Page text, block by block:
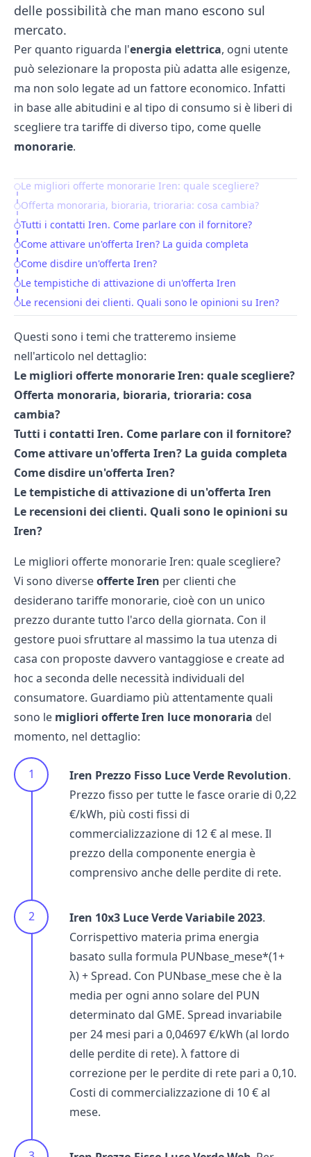
delle possibilità che man mano escono sul
mercato.
Per quanto riguarda l'energia elettrica, ogni utente
può selezionare la proposta più adatta alle esigenze,
ma non solo legate ad un fattore economico. Infatti
in base alle abitudini e al tipo di consumo si è liberi di
scegliere tra tariffe di diverso tipo, come quelle
monorarie.
Table of Contents
Le migliori offerte monorarie Iren: quale scegliere?
Offerta monoraria, bioraria, trioraria: cosa cambia?
Tutti i contatti Iren. Come parlare con il fornitore?
Come attivare un'offerta Iren? La guida completa
Come disdire un'offerta Iren?
Le tempistiche di attivazione di un'offerta Iren
Le recensioni dei clienti. Quali sono le opinioni su Iren?
Questi sono i temi che tratteremo insieme
nell'articolo nel dettaglio:
Le migliori offerte monorarie Iren: quale scegliere?
Offerta monoraria, bioraria, trioraria: cosa
cambia?
Tutti i contatti Iren. Come parlare con il fornitore?
Come attivare un'offerta Iren? La guida completa
Come disdire un'offerta Iren?
Le tempistiche di attivazione di un'offerta Iren
Le recensioni dei clienti. Quali sono le opinioni su
Iren?
Le migliori offerte monorarie Iren: quale scegliere?
Vi sono diverseofferte Iren per clienti che
desiderano tariffe monorarie, cioè con un unico
prezzo durante tutto l'arco della giornata. Con il
gestore puoi sfruttare al massimo la tua utenza di
casa con proposte davvero vantaggiose e create ad
hoc a seconda delle necessità individuali del
consumatore. Guardiamo più attentamente quali
sono le migliori offerte Iren luce monoraria del
momento, nel dettaglio:
Iren Prezzo Fisso Luce Verde Revolution.
Prezzo fisso per tutte le fasce orarie di 0,22
€/kWh, più costi fissi di
commercializzazione di 12 € al mese. Il
prezzo della componente energia è
comprensivo anche delle perdite di rete.
Iren 10x3 Luce Verde Variabile 2023.
Corrispettivo materia prima energia
basato sulla formula PUNbase_mese*(1+
λ) + Spread. Con PUNbase_mese che è la
media per ogni anno solare del PUN
determinato dal GME. Spread invariabile
per 24 mesi pari a 0,04697 €/kWh (al lordo
delle perdite di rete). λ fattore di
correzione per le perdite di rete pari a 0,10.
Costi di commercializzazione di 10 € al
mese.